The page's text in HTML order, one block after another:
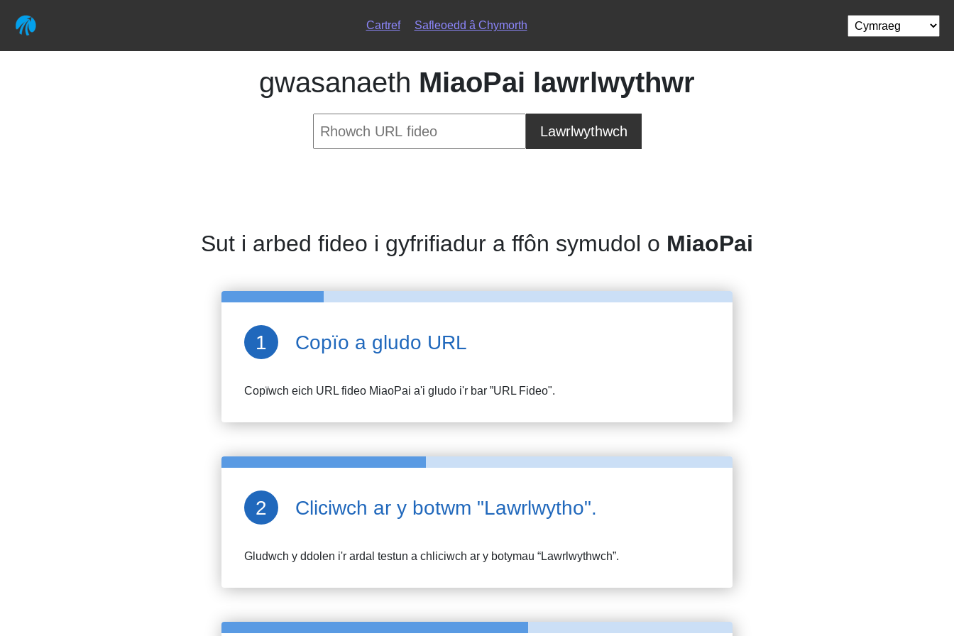
Cartref Safleoedd â Chymorth
gwasanaeth MiaoPai lawrlwythwr
Lawrlwythwch
Sut i arbed fideo i gyfrifiadur a ffôn symudol o MiaoPai
Copïo a gludo URL
Copïwch eich URL fideo MiaoPai a'i gludo i'r bar ”URL Fideo".
Cliciwch ar y botwm "Lawrlwytho".
Gludwch y ddolen i'r ardal testun a chliciwch ar y botymau “Lawrlwythwch”.